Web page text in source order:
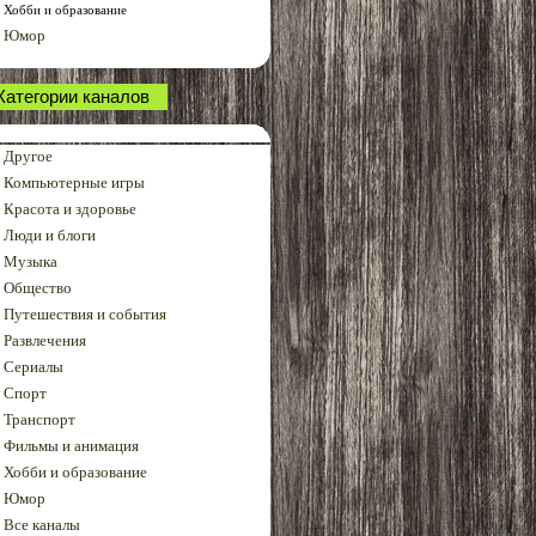
Хобби и образование
Юмор
каналов
Другое
Компьютерные игры
Красота и здоровье
Люди и блоги
Музыка
Общество
Путешествия и события
Развлечения
Сериалы
Спорт
Транспорт
Фильмы и анимация
Хобби и образование
Юмор
Все каналы